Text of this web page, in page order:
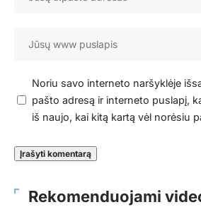
Noriu savo interneto naršyklėje
pašto adresą ir interneto puslapį,
iš naujo, kai kitą kartą vėl norėsiu
Rekomenduojami